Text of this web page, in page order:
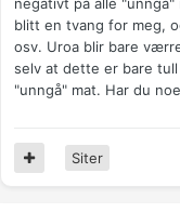
negativt på alle
blitt en tvang for meg,
osv. Uroa blir bare
selv at dette er bare
"unngå" mat. Har du
Siter